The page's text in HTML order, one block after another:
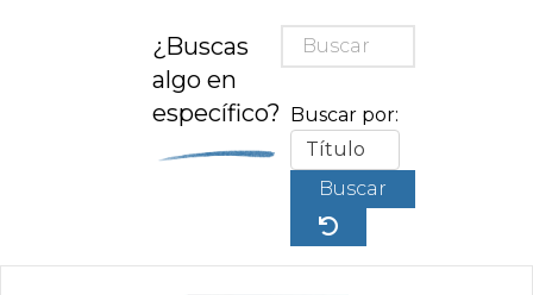
¿Buscas
algo en
específico?
Buscar por:
Buscar